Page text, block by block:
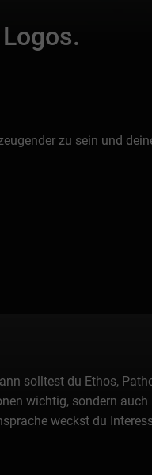
zu sein und
solltest du Ethos,
wichtig, sondern
weckst du